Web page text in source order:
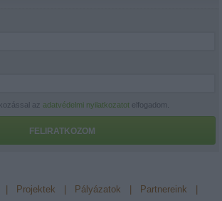
azadatvédelmi nyilatkozatot elfogadom.
FELIRATKOZOM
Projektek Pályázatok Partnereink